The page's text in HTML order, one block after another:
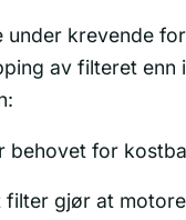
krevende
av filteret enn
behovet for
filter gjør at